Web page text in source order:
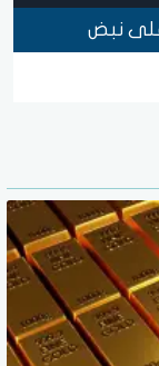
على نبض